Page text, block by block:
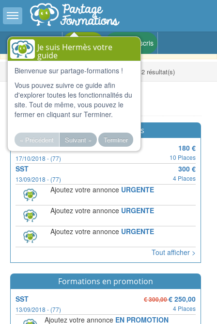
Toggle sidebar
Belépés Je m'inscris
Version BETA - Pour le partage de compétences et de
formations dans toute la France
Kezdőlap Résultats de la recherche : 12 résultat(s)
Listázások
Formations urgentes
GP 180 €
17/10/2018 - (77) 10 Places
SST 300 €
13/09/2018 - (77) 4 Places
Ajoutez votre annonce URGENTE
Ajoutez votre annonce URGENTE
Ajoutez votre annonce URGENTE
Tout afficher >
Formations en promotion
SST € 300,00€ 250,00
13/09/2018 - (77) 4 Places
Ajoutez votre annonce EN PROMOTION
Je suis Hermès votre
guide
Bienvenue sur partage-formations !
Vous pouvez suivre ce guide afin
d'explorer toutes les fonctionnalités du
site. Tout de même, vous pouvez le
fermer en cliquant sur Terminer.
« Précédent Suivant » Terminer